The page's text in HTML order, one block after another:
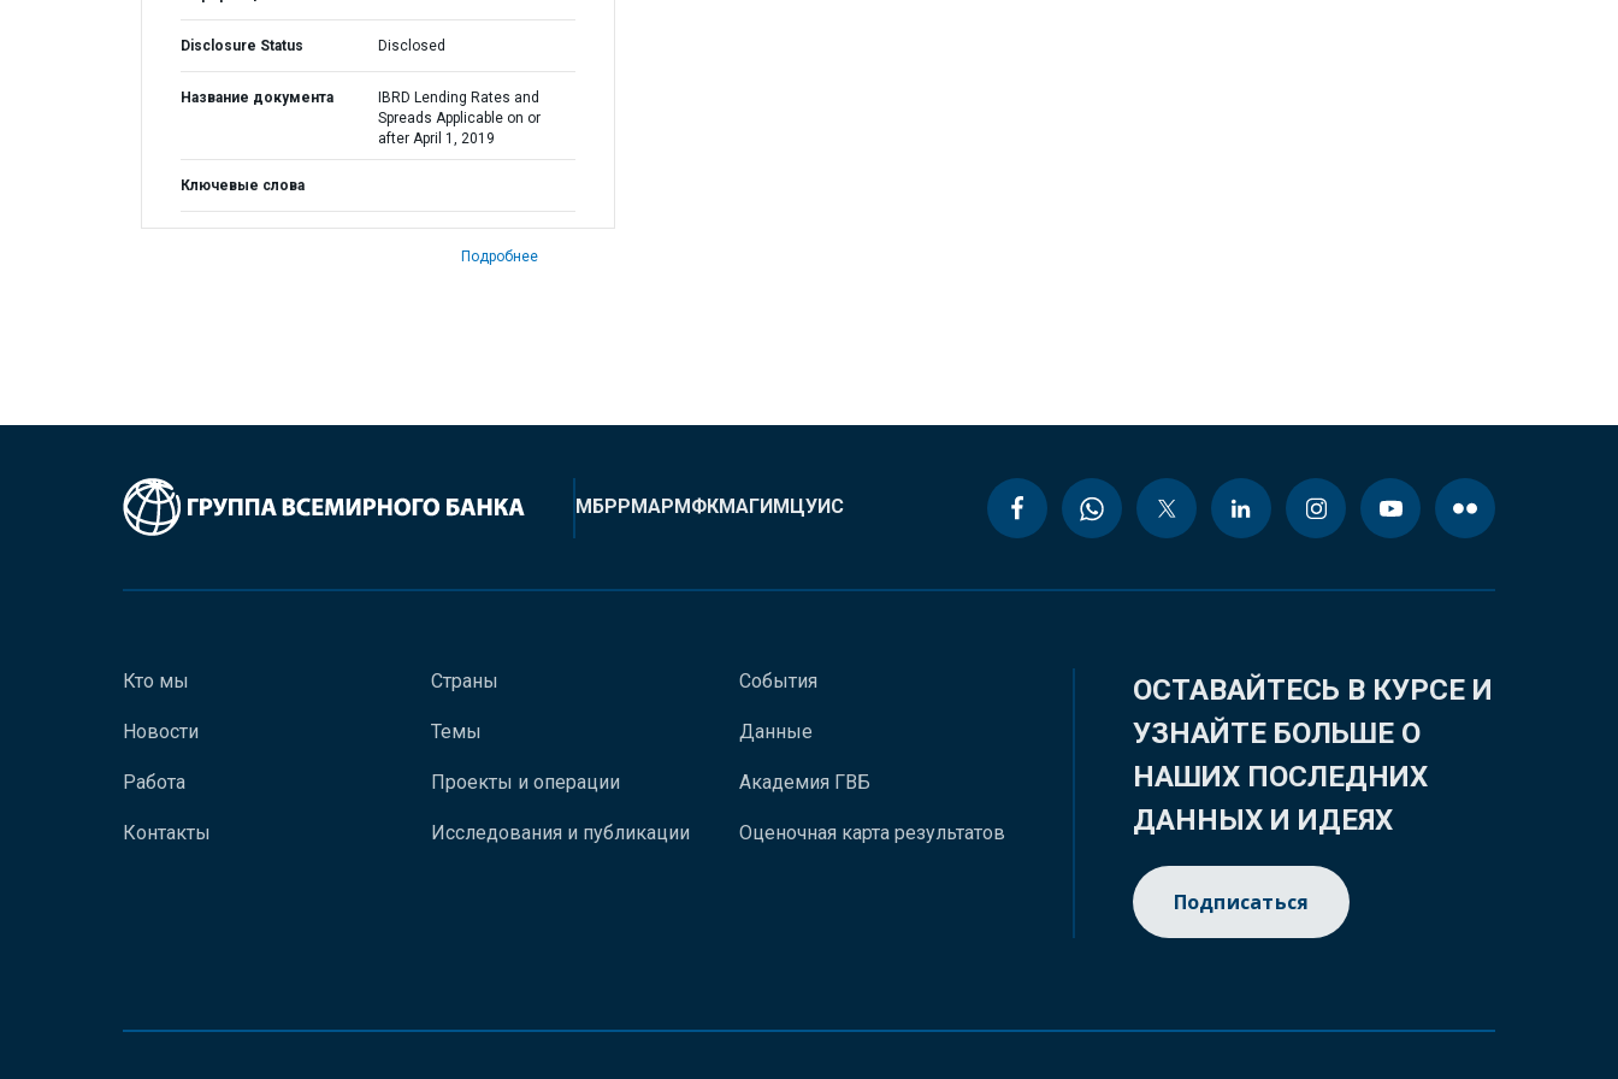
Disclosure Status Disclosed
Название документа
IBRD Lending Rates and
Spreads Applicable on or
after April 1, 2019
Ключевые слова
Подробнее
МБРРМАРМФКМАГИМЦУИС
Кто мы
Новости
Работа
Контакты
Страны
Темы
Проекты и операции
Исследования и публикации
События
Данные
Академия ГВБ
Оценочная карта результатов
ОСТАВАЙТЕСЬ В КУРСЕ И
УЗНАЙТЕ БОЛЬШЕ О
НАШИХ ПОСЛЕДНИХ
ДАННЫХ И ИДЕЯХ
Подписаться